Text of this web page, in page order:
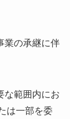
業の承継に伴
な範囲内にお
は一部を委